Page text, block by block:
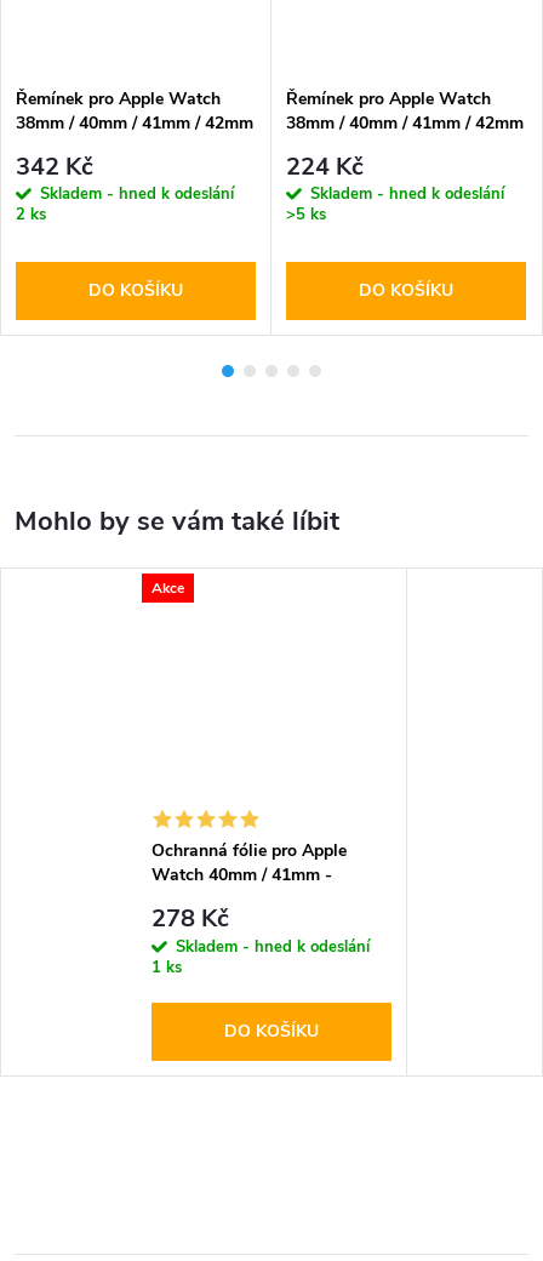
Řemínek pro Apple Watch
38mm / 40mm / 41mm / 42mm
Orange
342 Kč
Skladem - hned k odeslání
2 ks
DO KOŠÍKU
Řemínek pro Apple Watch
38mm / 40mm / 41mm / 42mm
Red
224 Kč
Skladem - hned k odeslání
>5 ks
DO KOŠÍKU
Akce
Ochranná fólie pro Apple
Watch 40mm / 41mm -
278 Kč
Skladem - hned k odeslání
1 ks
DO KOŠÍKU